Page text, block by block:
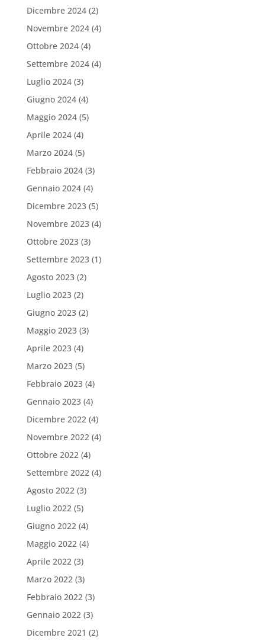
Dicembre 2024(2)
Novembre 2024(4)
Ottobre 2024(4)
Settembre 2024(4)
Luglio 2024(3)
Giugno 2024(4)
Maggio 2024(5)
Aprile 2024(4)
Marzo 2024(5)
Febbraio 2024(3)
Gennaio 2024(4)
Dicembre 2023(5)
Novembre 2023(4)
Ottobre 2023(3)
Settembre 2023(1)
Agosto 2023(2)
Luglio 2023(2)
Giugno 2023(2)
Maggio 2023(3)
Aprile 2023(4)
Marzo 2023(5)
Febbraio 2023(4)
Gennaio 2023(4)
Dicembre 2022(4)
Novembre 2022(4)
Ottobre 2022(4)
Settembre 2022(4)
Agosto 2022(3)
Luglio 2022(5)
Giugno 2022(4)
Maggio 2022(4)
Aprile 2022(3)
Marzo 2022(3)
Febbraio 2022(3)
Gennaio 2022(3)
Dicembre 2021 (2)